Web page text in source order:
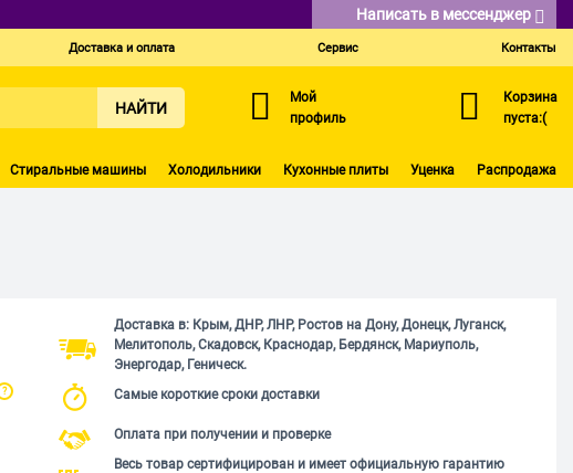
Написать в мессенджер
Доставка и оплата Сервис Контакты
НАЙТИ
Мой
профиль
Корзина
пуста:(
Стиральные машины Холодильники Кухонные плиты Уценка Распродажа
?
Доставка в: Крым, ДНР, ЛНР, Ростов на Дону, Донецк, Луганск,
Мелитополь, Скадовск, Краснодар, Бердянск, Мариуполь,
Энергодар, Геническ.
Самые короткие сроки доставки
Оплата при получении и проверке
Весь товар сертифицирован и имеет официальную гарантию